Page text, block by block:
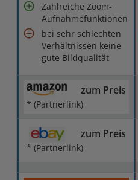
Zahlreiche Zoom-
Aufnahmefunktionen
bei sehr schlechten
Verhältnissen keine
gute Bildqualität
zum Preis
* (Partnerlink)
zum Preis
* (Partnerlink)